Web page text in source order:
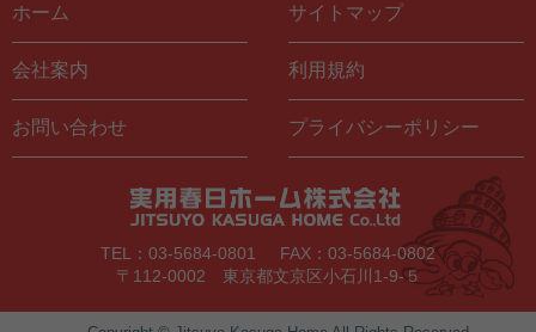
ホーム サイトマップ
会社案内 利用規約
お問い合わせ プライバシーポリシー
TEL：03-5684-0801
FAX：03-5684-0802
〒112-0002 東京都文京区小石川1-9-５